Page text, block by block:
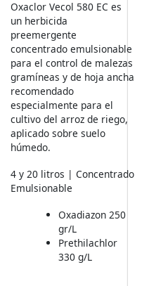
Oxaclor Vecol 580 EC es
un herbicida
preemergente
concentrado emulsionable
para el control de malezas
gramíneas y de hoja ancha
recomendado
especialmente para el
cultivo del arroz de riego,
aplicado sobre suelo
húmedo.
4 y 20 litros | Concentrado
Emulsionable
Oxadiazon 250
gr/L
Prethilachlor
330 g/L